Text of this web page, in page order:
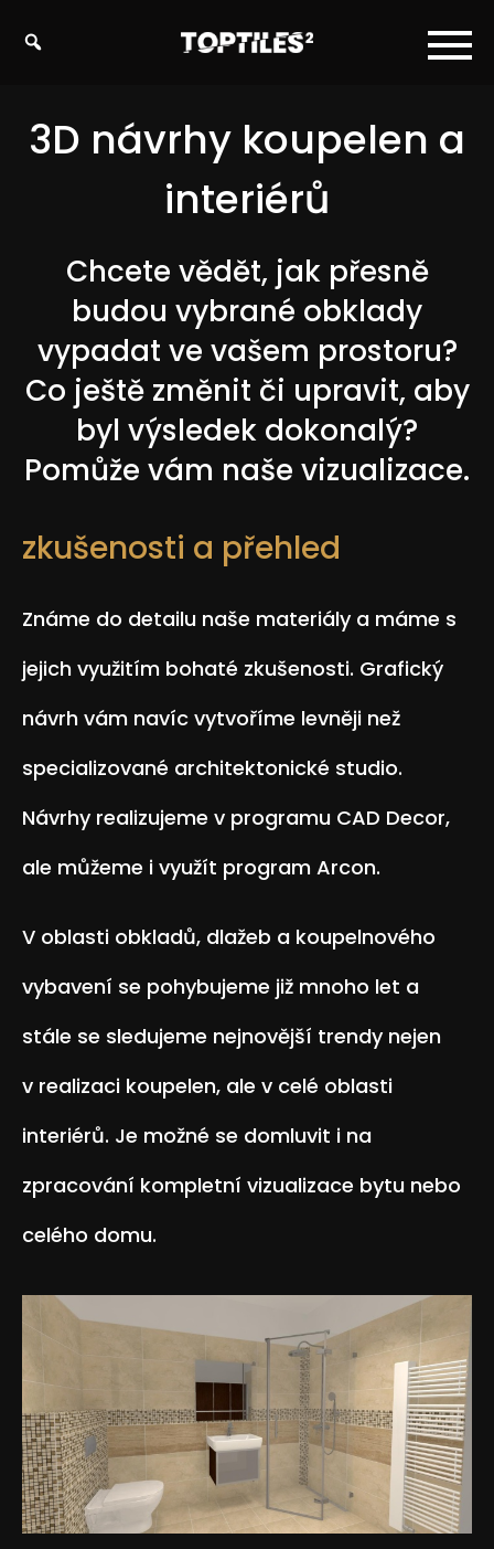
3D návrhy koupelen a
interiérů
Chcete vědět, jak přesně
budou vybrané obklady
vypadat ve vašem prostoru?
Co ještě změnit či upravit, aby
byl výsledek dokonalý?
Pomůže vám naše vizualizace.
zkušenosti a přehled
Známe do detailu naše materiály a máme s
jejich využitím bohaté zkušenosti. Grafický
návrh vám navíc vytvoříme levněji než
specializované architektonické studio.
Návrhy realizujeme v programu CAD Decor,
ale můžeme i využít program Arcon.
V oblasti obkladů, dlažeb a koupelnového
vybavení se pohybujeme již mnoho let a
stále se sledujeme nejnovější trendy nejen
v realizaci koupelen, ale v celé oblasti
interiérů. Je možné se domluvit i na
zpracování kompletní vizualizace bytu nebo
celého domu.